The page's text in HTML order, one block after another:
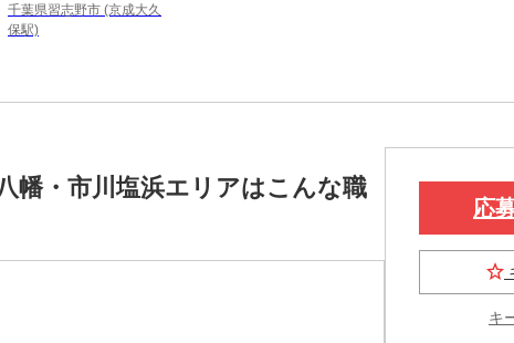
千葉県習志野市 (京成大久
保駅)
幡・市川塩浜エリアはこんな職
応
キ